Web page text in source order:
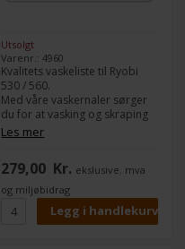
Utsolgt
Varenr.: 4960
Kvalitets vaskeliste til Ryobi
530 / 560.
Med våre vaskernaler sørger
du for at vasking og skraping
av farge fungerer 100 % jevnt.
Type:Gummi
Lengde:602 mm
Bredde:39 mm
Tykkelse:5,0 mm
Antall hull:13
Les mer
279,00 Kr. ekslusive. mva
og miljøbidrag